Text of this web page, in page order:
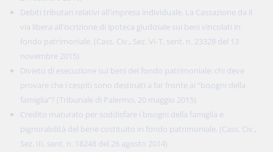
Debiti tributari relativi all'impresa individuale. La Cassazione da il
via libera all'iscrizione di ipoteca giudiziale sui beni vincolati in
fondo patrimoniale. (Cass. Civ., Sez. VI-T, sent. n. 23328 del 13
novembre 2015)
Divieto di esecuzione sui beni del fondo patrimoniale: chi deve
provare che i cespiti sono destinati a far fronte ai “bisogni della
famiglia”? (Tribunale di Palermo, 20 maggio 2015)
Credito maturato per soddisfare i bisogni della famiglia e
pignorabilità del bene costituito in fondo patrimoniale. (Cass. Civ.,
Sez. III, sent. n. 18248 del 26 agosto 2014)